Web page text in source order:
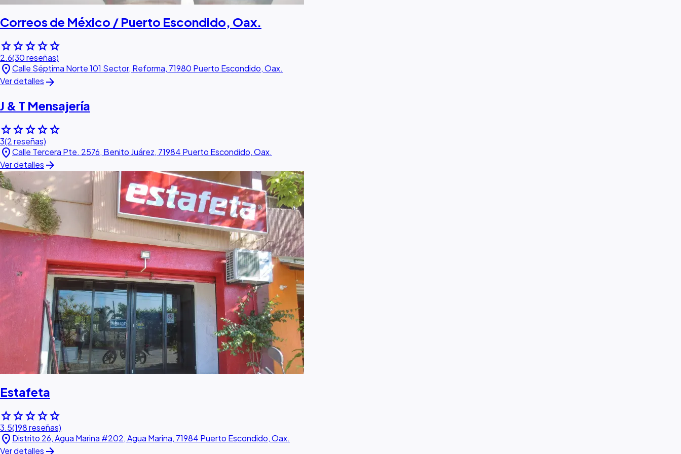
Correos de México / Puerto Escondido, Oax.
starstarstarstarstar
2.6(30 reseñas)
location_onCalle Séptima Norte 101 Sector, Reforma, 71980 Puerto Escondido, Oax.
Ver detalles arrow_forward
J & T Mensajería
starstarstarstarstar
3(2 reseñas)
location_onCalle Tercera Pte. 2576, Benito Juárez, 71984 Puerto Escondido, Oax.
Ver detalles arrow_forward
Estafeta
starstarstarstarstar
3.5(198 reseñas)
location_on Distrito 26, Agua Marina #202, Agua Marina, 71984 Puerto Escondido, Oax.
Ver detalles